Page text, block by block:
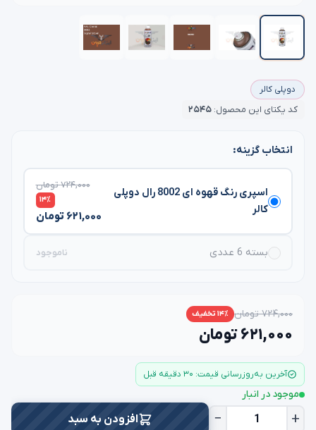
دوپلی کالر
کد یکتای این محصول: ۲۵۴۵
انتخاب گزینه:
اسپری رنگ قهوه ای 8002 رال دوپلی
کالر
۷۲۴,۰۰۰ تومان
۱۴٪
۶۲۱,۰۰۰ تومان
بسته 6 عددی ناموجود
۷۲۴,۰۰۰ تومان ۱۴٪ تخفیف
۶۲۱,۰۰۰ تومان
آخرین به‌روزرسانی قیمت: ۳۰ دقیقه قبل
موجود در انبار
− + افزودن به سبد